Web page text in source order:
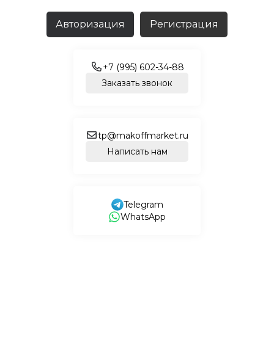
Авторизация Регистрация
+7 (995) 602-34-88
Заказать звонок
tp@makoffmarket.ru
Написать нам
Telegram
WhatsApp